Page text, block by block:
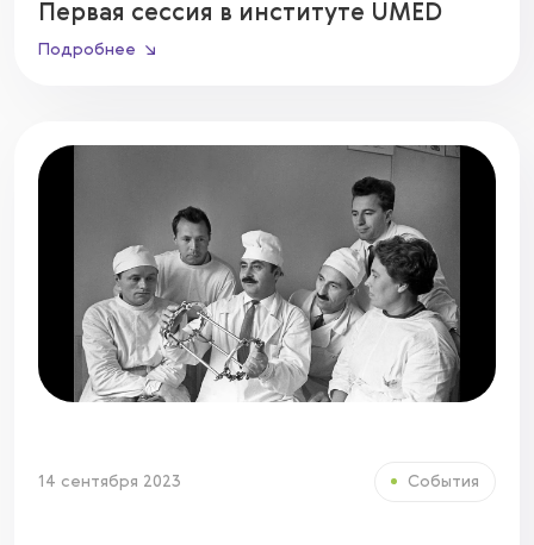
Первая сессия в институте UMED
Подробнее
14 сентября 2023 События